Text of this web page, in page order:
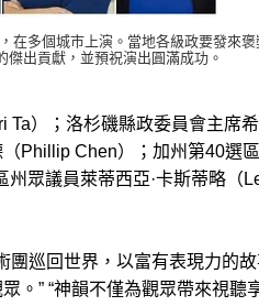
在多個城市上演。當地各級政要發來褒
出貢獻，並預祝演出圓滿成功。
）；洛杉磯縣政委員會主席希
Phillip Chen）；加州第40選
眾議員萊蒂西亞·卡斯蒂略（
團巡回世界，以富有表現力的
。” “神韻不僅為觀眾帶來視聽